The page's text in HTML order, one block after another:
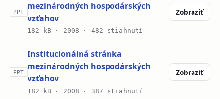
PPT
mezinárodných hospodárských
vzťahov
182 kB · 2008 · 482 stiahnutí
Zobraziť
PPT
Institucionálná stránka
mezinárodných hospodárských
vzťahov
182 kB · 2008 · 387 stiahnutí
Zobraziť